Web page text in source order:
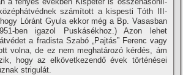
számí­tott a kispes­ti Tóth III-
Lóránt Gyula ekkor még a Bp. Va­sasban
ben igazol Puskásékhoz.) Azon lehet
a fradista Sza­bó „Pajtás” Ferenc vagy
volna, de ez nem megha­tározó kérdés, ám
hogy az elkövetkezendő évek történései
strigulát.